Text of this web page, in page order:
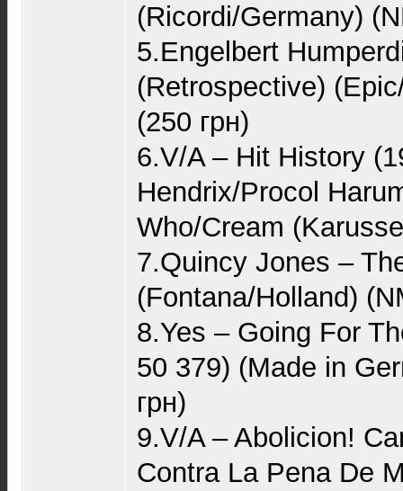
(Ricordi/Germany)
5.Engelbert
(Retrospective)
(250 грн)
6.V/A – Hit History
Hendrix/Procol
Who/Cream
7.Quincy Jones –
(Fontana/Holland)
8.Yes – Going For
50 379) (Made in
грн)
9.V/A – Abolicion!
Contra La Pena De